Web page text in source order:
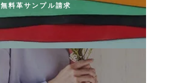
無料革サンプル請求